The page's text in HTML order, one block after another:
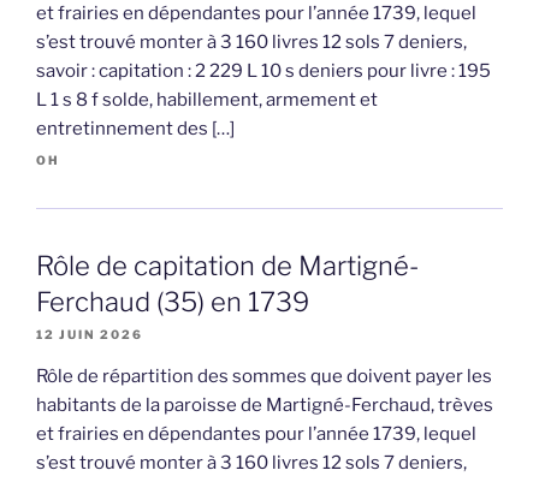
et frairies en dépendantes pour l’année 1739, lequel
s’est trouvé monter à 3 160 livres 12 sols 7 deniers,
savoir : capitation : 2 229 L 10 s deniers pour livre : 195
L 1 s 8 f solde, habillement, armement et
entretinnement des […]
OH
Rôle de capitation de Martigné-
Ferchaud (35) en 1739
12 JUIN 2026
Rôle de répartition des sommes que doivent payer les
habitants de la paroisse de Martigné-Ferchaud, trèves
et frairies en dépendantes pour l’année 1739, lequel
s’est trouvé monter à 3 160 livres 12 sols 7 deniers,